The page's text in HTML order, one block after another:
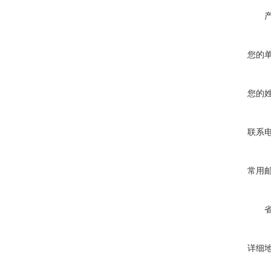
您的
您的
联系
常用
详细